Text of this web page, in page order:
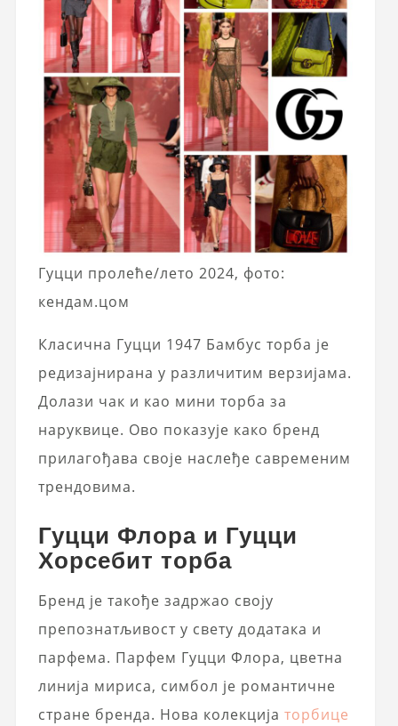
Гуцци пролеће/лето 2024, фото:
кендам.цом
Класична Гуцци 1947 Бамбус торба је
редизајнирана у различитим верзијама.
Долази чак и као мини торба за
наруквице. Ово показује како бренд
прилагођава своје наслеђе савременим
трендовима.
Гуцци Флора и Гуцци
Хорсебит торба
Бренд је такође задржао своју
препознатљивост у свету додатака и
парфема. Парфем Гуцци Флора, цветна
линија мириса, симбол је романтичне
стране бренда. Нова колекција торбице